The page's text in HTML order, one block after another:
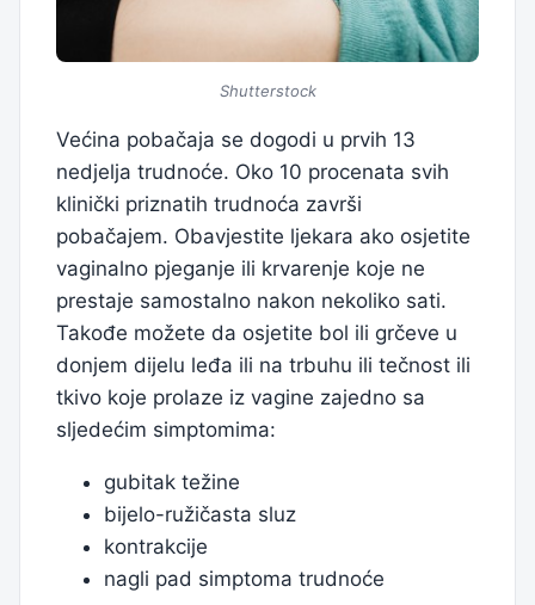
Shutterstock
Većina pobačaja se dogodi u prvih 13
nedjelja trudnoće. Oko 10 procenata svih
klinički priznatih trudnoća završi
pobačajem. Obavjestite ljekara ako osjetite
vaginalno pjeganje ili krvarenje koje ne
prestaje samostalno nakon nekoliko sati.
Takođe možete da osjetite bol ili grčeve u
donjem dijelu leđa ili na trbuhu ili tečnost ili
tkivo koje prolaze iz vagine zajedno sa
sljedećim simptomima:
gubitak težine
bijelo-ružičasta sluz
kontrakcije
nagli pad simptoma trudnoće